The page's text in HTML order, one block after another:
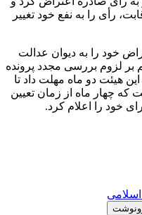
رأی را به نفع خود تغییر
خود را به دیوان عدالت
بر لزوم بررسی مجدد پرونده
هیئت دو ماه مهلت داد تا
که چهار ماه از زمان تعیین
خود را اعلام کرد.